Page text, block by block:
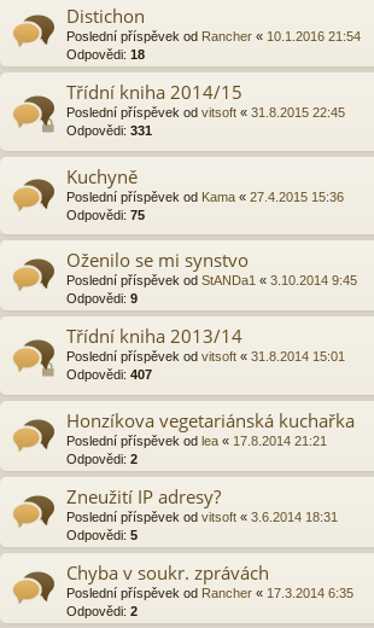
Distichon
Poslední příspěvek od Rancher « 10.1.2016 21:54
Odpovědi: 18
Třídní kniha 2014/15
Poslední příspěvek od vitsoft « 31.8.2015 22:45
Odpovědi: 331
Kuchyně
Poslední příspěvek od Kama « 27.4.2015 15:36
Odpovědi: 75
Oženilo se mi synstvo
Poslední příspěvek od StANDa1 « 3.10.2014 9:45
Odpovědi: 9
Třídní kniha 2013/14
Poslední příspěvek od vitsoft « 31.8.2014 15:01
Odpovědi: 407
Honzíkova vegetariánská kuchařka
Poslední příspěvek od lea « 17.8.2014 21:21
Odpovědi: 2
Zneužití IP adresy?
Poslední příspěvek od vitsoft « 3.6.2014 18:31
Odpovědi: 5
Chyba v soukr. zprávách
Poslední příspěvek od Rancher « 17.3.2014 6:35
Odpovědi: 2